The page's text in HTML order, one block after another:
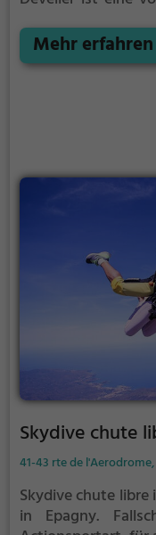
Rennfahrer wenn
rauschst.
Mehr erfahren
Skydive chute
41-43 rte de l'Aerodrome,
Skydive chute
in Epagny.